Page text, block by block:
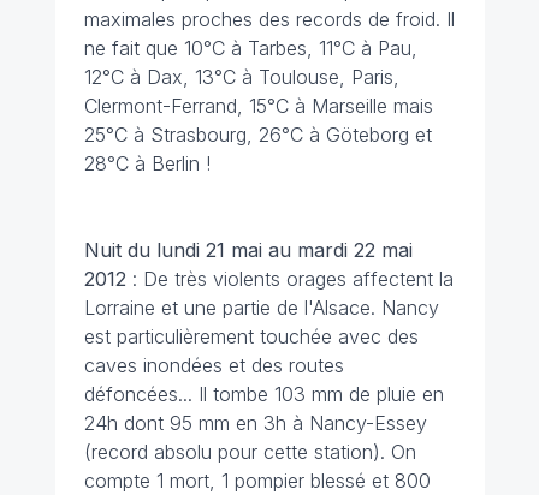
maximales proches des records de froid. Il
ne fait que 10°C à Tarbes, 11°C à Pau,
12°C à Dax, 13°C à Toulouse, Paris,
Clermont-Ferrand, 15°C à Marseille mais
25°C à Strasbourg, 26°C à Göteborg et
28°C à Berlin !
Nuit du lundi 21 mai au mardi 22 mai
2012 : De très violents orages affectent la
Lorraine et une partie de l'Alsace. Nancy
est particulièrement touchée avec des
caves inondées et des routes
défoncées... Il tombe 103 mm de pluie en
24h dont 95 mm en 3h à Nancy-Essey
(record absolu pour cette station). On
compte 1 mort, 1 pompier blessé et 800